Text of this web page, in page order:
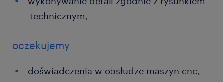
technicznym,
oczekujemy
doświadczenia w obsłudze maszyn cnc,